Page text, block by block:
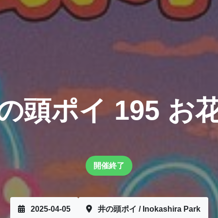
頭ポイ 195 お
開催終了
2025-04-05 井の頭ポイ / Inokashira Park